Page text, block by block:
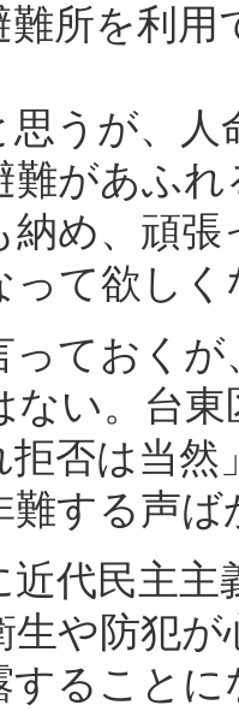
難所を利
思うが、
難があふれ
納め、頑
って欲しく
ておくが
ない。台
拒否は当
難する声ば
代民主主
生や防犯
すること